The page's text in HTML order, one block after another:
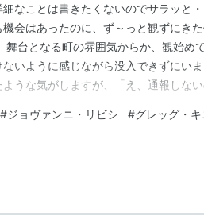
バー（2002） 出演
ったTVスター （2002） 出演
演
ズ （2001）＜未＞ 出演
） 出演
なことは書きたくないのでサラッと
会はあったのに、ず～っと観ずにき
舞台となる町の雰囲気からか、観始め
いように感じながら没入できずにい
うな気がしますが、「え、通報しな
・・・」なんて考えてしまう。 海外
くないタイプの『田舎の保安官…
#ジョヴァンニ・リビシ #グレッグ・キ